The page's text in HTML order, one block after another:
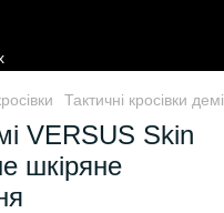
Тактичні кросівки
VERSUS Skin
шкіряне